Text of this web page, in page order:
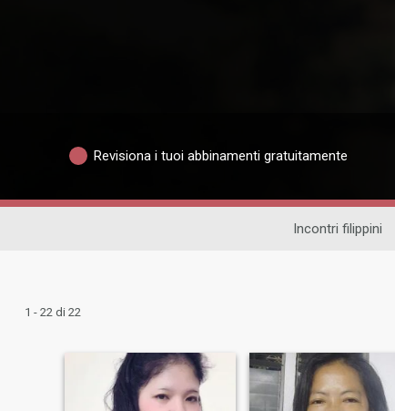
Revisiona i tuoi abbinamenti gratuitamente
Incontri filippini
1 - 22 di 22